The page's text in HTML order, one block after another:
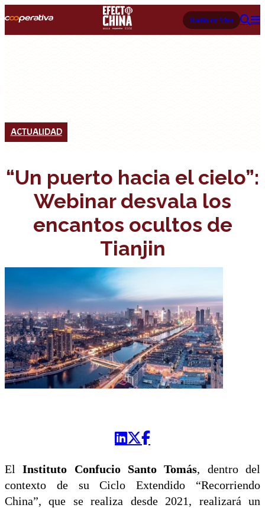
Radio en Vivo
ACTUALIDAD
“Un puerto hacia el cielo”:
Webinar desvala los
encantos ocultos de
Tianjin
El Instituto Confucio Santo Tomás, dentro del
contexto de su Ciclo Extendido “Recorriendo
China”, que se realiza desde 2021, realizará un